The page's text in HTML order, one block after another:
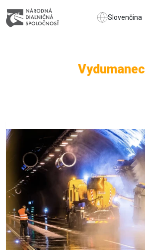
Slovenčina
Vydumanec